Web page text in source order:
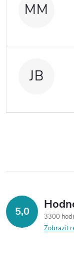
MM
JB
5,0
3300
Zobrazit